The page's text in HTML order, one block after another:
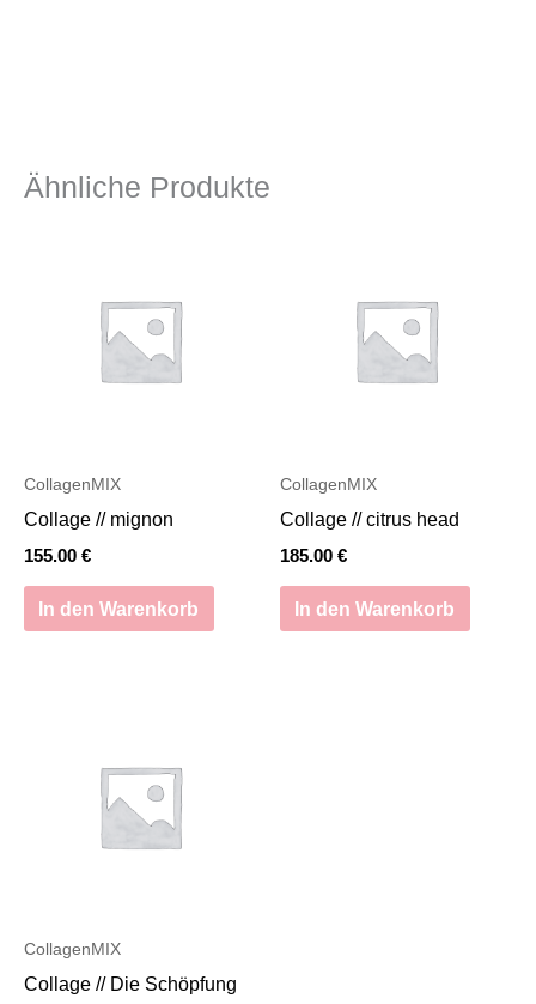
Ähnliche Produkte
CollagenMIX
Collage // mignon
155.00 €
In den Warenkorb
CollagenMIX
Collage // citrus head
185.00 €
In den Warenkorb
CollagenMIX
Collage // Die Schöpfung